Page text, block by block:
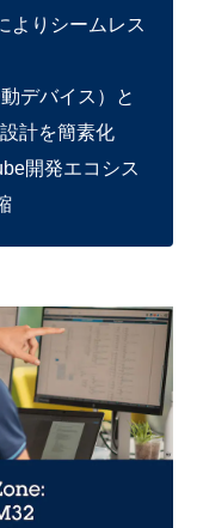
よりシームレス
デバイス）と
計を簡素化
開発エコシス